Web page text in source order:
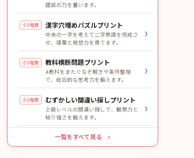
錯誤の力を養います。
小3程度 漢字穴埋めパズルプリント
中央の一字を考えて二字熟語を完成さ
せ、語彙と発想力を育てます。
›
小3程度 教科横断問題プリント
4教科をまたぐなぞ解きや条件整理
で、総合的な思考力を鍛えます。
›
小3程度 むずかしい間違い探しプリント
上級レベルの間違い探しで、観察力と
粘り強さを鍛えます。
›
一覧をすべて見る ›